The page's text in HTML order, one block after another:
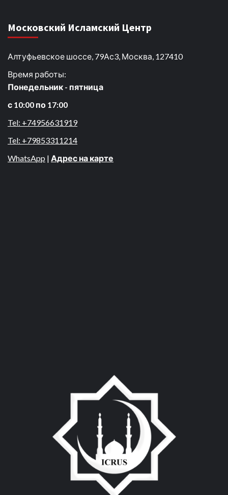
Московский Исламский Центр
Алтуфьевское шоссе, 79Ас3, Москва, 127410
Время работы:
Понедельник - пятница
с 10:00 по 17:00
Tel: +74956631919
Tel: +79853311214
WhatsApp | Адрес на карте